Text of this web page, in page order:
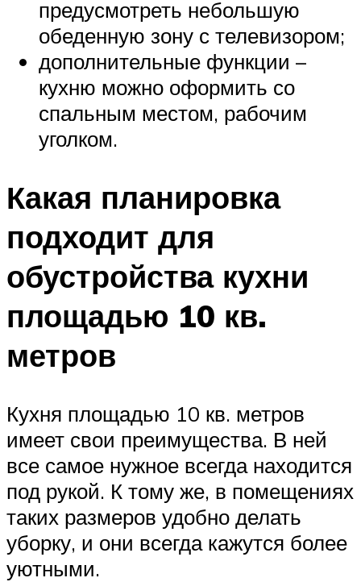
предусмотреть небольшую
обеденную зону с телевизором;
дополнительные функции –
кухню можно оформить со
спальным местом, рабочим
уголком.
Какая планировка
подходит для
обустройства кухни
площадью 10 кв.
метров
Кухня площадью 10 кв. метров
имеет свои преимущества. В ней
все самое нужное всегда находится
под рукой. К тому же, в помещениях
таких размеров удобно делать
уборку, и они всегда кажутся более
уютными.